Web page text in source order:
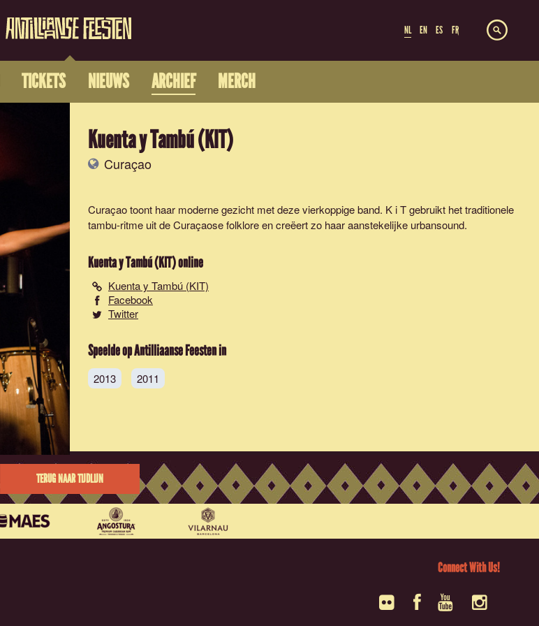
NL EN ES FR
TICKETS NIEUWS ARCHIEF MERCH
Kuenta y Tambú (KIT)
Curaçao
Curaçao toont haar moderne gezicht met deze vierkoppige band. K i T gebruikt het traditionele
tambu-ritme uit de Curaçaose folklore en creëert zo haar aanstekelijke urbansound.
Kuenta y Tambú (KIT)online
Kuenta y Tambú (KIT)
Facebook
Twitter
Speelde op Antilliaanse Feesten in
2013 2011
TERUG NAAR TIJDLIJN
Connect With Us!